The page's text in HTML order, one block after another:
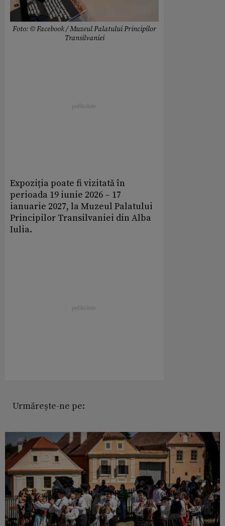
Foto: © Facebook / Muzeul Palatului Principilor
Transilvaniei
Expoziția poate fi vizitată în
perioada 19 iunie 2026 – 17
ianuarie 2027, la Muzeul Palatului
Principilor Transilvaniei din Alba
Iulia.
Urmărește-ne pe: